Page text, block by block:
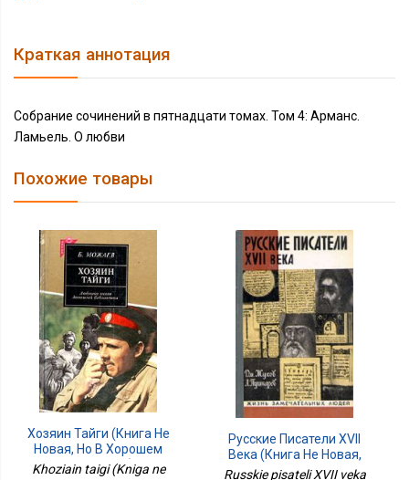
Краткая аннотация
Собрание сочинений в пятнадцати томах. Том 4: Арманс.
Ламьель. О любви
Похожие товары
Хозяин Тайги (Книга Не
Новая, Но В Хорошем
Состоянии)
Khoziain taigi (Kniga ne
Русские Писатели XVII
Века (Книга Не Новая,
Но В Хорошем
Russkie pisateli XVII veka